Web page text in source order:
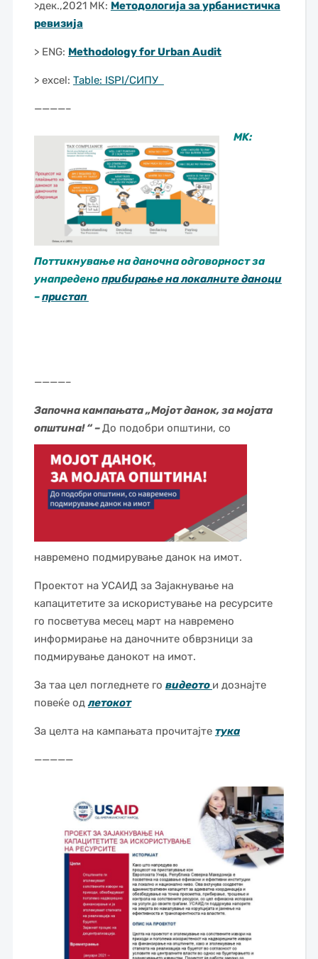
>дек.,2021 МК: Методологија за урбанистичка
ревизија
> ENG: Methodology for Urban Audit
> excel: Table: ISPI/СИПУ
————–
MK:
Поттикнување на даночна одговорност за
унапреденоприбирање на локалните даноци
–пристап
————–
Започна кампањата „Мојот данок, за мојата
општина! “ –До подобри општини, со
навремено подмирување данок на имот.
Проектот на УСАИД за Зајакнување на
капацитетите за искористување на ресурсите
го посветува месец март на навремено
информирање на даночните обврзници за
подмирување данокот на имот.
За таа цел погледнете го видеото и дознајте
повеќе одлетокот
За целта на кампањата прочитајте тука
—————